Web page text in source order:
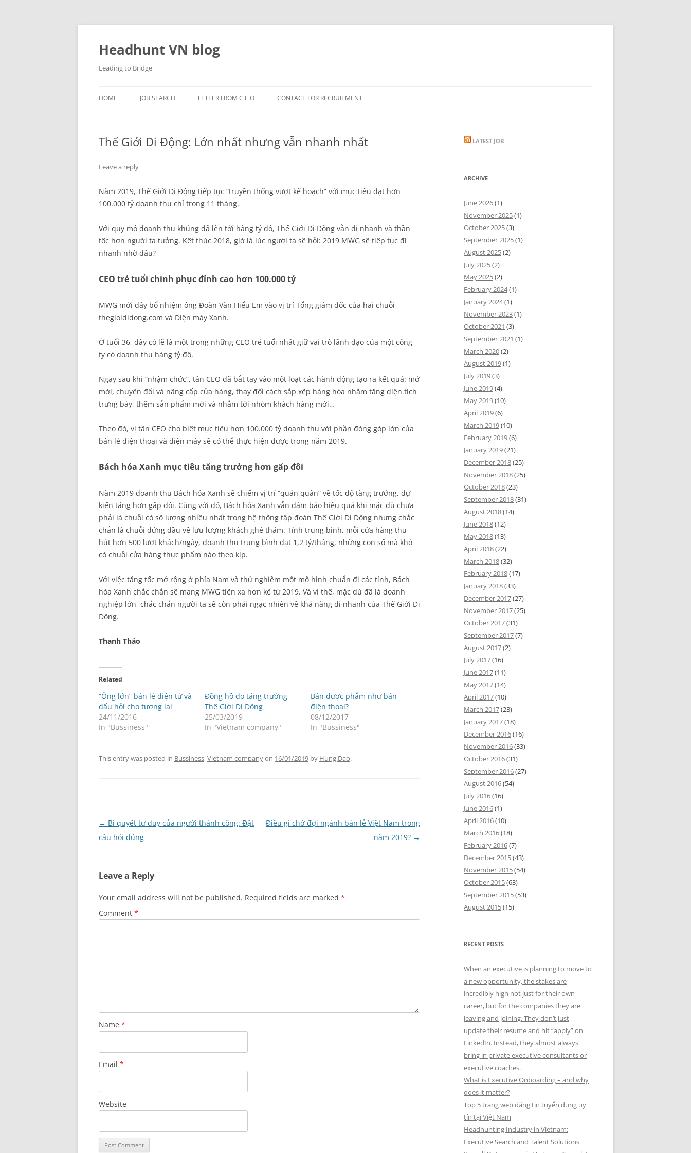
Skip
Headhunt VN blog
Leading to Bridge
HOME JOB SEARCH LETTER FROM C.E.O CONTACT FOR RECRUITMENT
Thế Giới Di Động: Lớn nhất nhưng vẫn nhanh nhất
Leave a reply
Năm 2019, Thế Giới Di Động tiếp tục “truyền thống vượt kế hoạch” với mục tiêu đạt hơn
100.000 tỷ doanh thu chỉ trong 11 tháng.
Với quy mô doanh thu khủng đã lên tới hàng tỷ đô, Thế Giới Di Động vẫn đi nhanh và thần
tốc hơn người ta tưởng. Kết thúc 2018, giờ là lúc người ta sẽ hỏi: 2019 MWG sẽ tiếp tục đi
nhanh nhờ đâu?
CEO trẻ tuổi chinh phục đỉnh cao hơn 100.000 tỷ
MWG mới đây bổ nhiệm ông Đoàn Văn Hiểu Em vào vị trí Tổng giám đốc của hai chuỗi
thegioididong.com và Điện máy Xanh.
Ở tuổi 36, đây có lẽ là một trong những CEO trẻ tuổi nhất giữ vai trò lãnh đạo của một công
ty có doanh thu hàng tỷ đô.
Ngay sau khi “nhậm chức”, tân CEO đã bắt tay vào một loạt các hành động tạo ra kết quả: mở
mới, chuyển đổi và nâng cấp cửa hàng, thay đổi cách sắp xếp hàng hóa nhằm tăng diện tích
trưng bày, thêm sản phẩm mới và nhắm tới nhóm khách hàng mới…
Theo đó, vị tân CEO cho biết mục tiêu hơn 100.000 tỷ doanh thu với phần đóng góp lớn của
bán lẻ điện thoại và điện máy sẽ có thể thực hiện được trong năm 2019.
Bách hóa Xanh mục tiêu tăng trưởng hơn gấp đôi
Năm 2019 doanh thu Bách hóa Xanh sẽ chiếm vị trí “quán quân” về tốc độ tăng trưởng, dự
kiến tăng hơn gấp đôi. Cùng với đó, Bách hóa Xanh vẫn đảm bảo hiệu quả khi mặc dù chưa
phải là chuỗi có số lượng nhiều nhất trong hệ thống tập đoàn Thế Giới Di Động nhưng chắc
chắn là chuỗi đứng đầu về lưu lượng khách ghé thăm. Tính trung bình, mỗi cửa hàng thu
hút hơn 500 lượt khách/ngày, doanh thu trung bình đạt 1,2 tỷ/tháng, những con số mà khó
có chuỗi cửa hàng thực phẩm nào theo kịp.
Với việc tăng tốc mở rộng ở phía Nam và thử nghiệm một mô hình chuẩn đi các tỉnh, Bách
hóa Xanh chắc chắn sẽ mang MWG tiến xa hơn kể từ 2019. Và vì thế, mặc dù đã là doanh
nghiệp lớn, chắc chắn người ta sẽ còn phải ngạc nhiên về khả năng đi nhanh của Thế Giới Di
Động.
Thanh Thảo
Related
“Ông lớn” bán lẻ điện tử và
dấu hỏi cho tương lai
24/11/2016
In "Bussiness"
Đồng hồ đo tăng trưởng
Thế Giới Di Động
25/03/2019
In "Vietnam company"
Bán dược phẩm như bán
điện thoại?
08/12/2017
In "Bussiness"
This entry was posted in Bussiness,Vietnam companyon 16/01/2019 by Hung Dao.
Post
navigation
← Bí quyết tư duy của người thành công: Đặt
câu hỏi đúng
Điều gì chờ đợi ngành bán lẻ Việt Nam trong
năm 2019? →
Leave a Reply
Your email address will not be published. Required fields are marked *
Comment *
Name *
Email *
Website
LATEST JOB
ARCHIVE
June 2026(1)
November 2025(1)
October 2025(3)
September 2025(1)
August 2025(2)
July 2025(2)
May 2025(2)
February 2024(1)
January 2024(1)
November 2023(1)
October 2021 (3)
September 2021 (1)
March 2020(2)
August 2019(1)
July 2019(3)
June 2019(4)
May 2019(10)
April 2019(6)
March 2019(10)
February 2019(6)
January 2019(21)
December 2018(25)
November 2018(25)
October 2018(23)
September 2018(31)
August 2018(14)
June 2018(12)
May 2018(13)
April 2018(22)
March 2018(32)
February 2018(17)
January 2018(33)
December 2017(27)
November 2017(25)
October 2017(31)
September 2017(7)
August 2017(2)
July 2017(16)
June 2017(11)
May 2017(14)
April 2017(10)
March 2017(23)
January 2017(18)
December 2016(16)
November 2016(33)
October 2016(31)
September 2016(27)
August 2016(54)
July 2016(16)
June 2016(1)
April 2016(10)
March 2016(18)
February 2016(7)
December 2015(43)
November 2015(54)
October 2015(63)
September 2015(53)
August 2015(15)
RECENT POSTS
When an executive is planning to move to
a new opportunity, the stakes are
incredibly high not just for their own
career, but for the companies they are
leaving and joining. They don’t just
update their resume and hit “apply” on
LinkedIn. Instead, they almost always
bring in private executive consultants or
executive coaches.
What is Executive Onboarding – and why
does it matter?
Top 5 trang web đăng tin tuyển dụng uy
tín tại Việt Nam
Headhunting Industry in Vietnam:
Executive Search and Talent Solutions